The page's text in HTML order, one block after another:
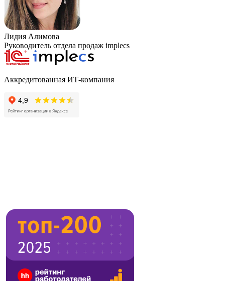
Лидия Алимова
Руководитель отдела продаж implecs
Аккредитованная ИТ-компания